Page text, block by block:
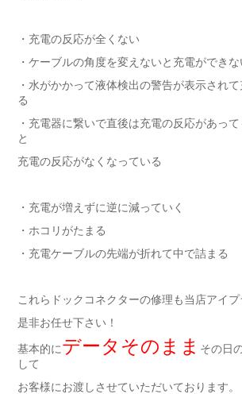
・充電の反応が全くない
・ケーブルの角度を変えないと充電ができな
・水がかかって液体検出の警告が表示され
る
・充電器に繋いで直後は充電の反応があっ
と
充電の反応がなくなっている
・充電が増えずに逆に減っていく
・ホコリがたまる
・充電ケーブルの先端が折れて中で詰まる
これらドックコネクターの修理も当店アイ
是非お任せ下さい！
基本的にデータそのまま その日
して
お客様にお渡しさせていただいております。